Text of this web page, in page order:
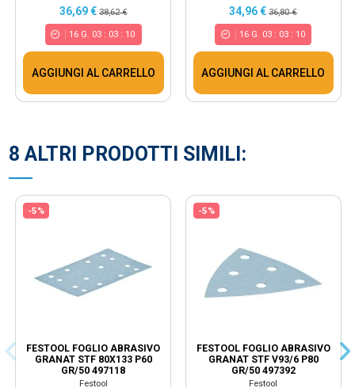
36,69 € 38,62 €
16 G. 03 : 03 : 10
AGGIUNGI AL CARRELLO
34,96 €36,80 €
16G. 03: 03: 10
AGGIUNGI AL CARRELLO
8 ALTRI PRODOTTI SIMILI:
-5%
FESTOOL FOGLIO ABRASIVO
GRANAT STF 80X133 P60
GR/50 497118
Festool
-5%
FESTOOL FOGLIO ABRASIVO
GRANAT STF V93/6 P80
GR/50 497392
Festool